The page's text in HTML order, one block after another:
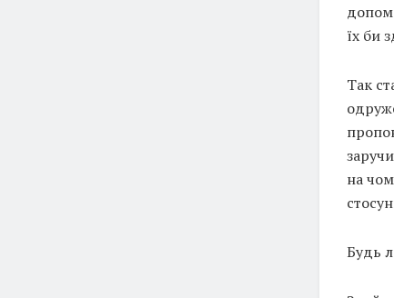
їх би
Так
на
Будь